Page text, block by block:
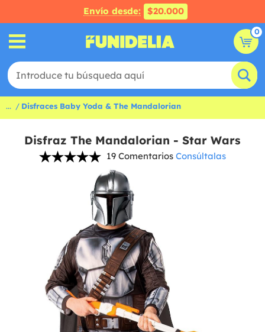
Envío desde: $20.000
0
... Disfraces Baby Yoda & The Mandalorian
Disfraz The Mandalorian - Star Wars
19 Comentarios Consúltalas